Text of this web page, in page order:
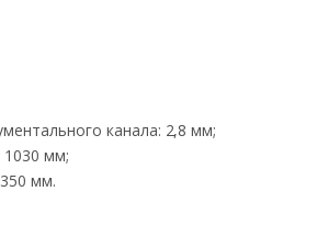
канала: 2,8 мм;
1030 мм;
мм.